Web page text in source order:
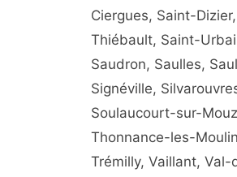
Ciergues, Saint-
Thiébault, Saint-
Saudron, Saulles,
Signéville,
Soulaucourt-sur-
Thonnance-les-
Trémilly, Vaillant,